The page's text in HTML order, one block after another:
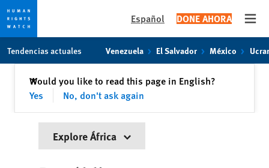
content
Español DONE AHORA
Tendencias actuales Venezuela El Salvador México
Would you like to read this page in English?
Yes
No, don't ask again
✕Cerrar
Explore África